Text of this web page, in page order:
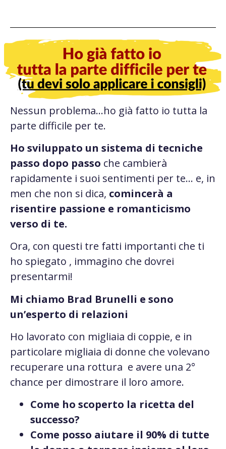
Nessun problema…ho già fatto io tutta la
parte difficile per te.
Ho sviluppato un sistema di tecniche
passo dopo passo che cambierà
rapidamente i suoi sentimenti per te… e, in
men che non si dica, comincerà a
risentire passione e romanticismo
verso di te.
Ora, con questi tre fatti importanti che ti
ho spiegato , immagino che dovrei
presentarmi!
Mi chiamo Brad Brunelli e sono
un’esperto di relazioni
Ho lavorato con migliaia di coppie, e in
particolare migliaia di donne che volevano
recuperare una rottura e avere una 2°
chance per dimostrare il loro amore.
Come ho scoperto la ricetta del
successo?
Come posso aiutare il 90% di tutte